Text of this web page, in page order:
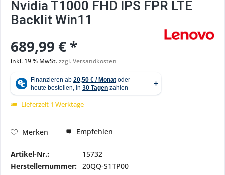
Nvidia T1000 FHD IPS FPR LTE
Backlit Win11
689,99 € *
inkl. 19 % MwSt.zzgl. Versandkosten
Lieferzeit 1 Werktage
Merken Empfehlen
Artikel-Nr.:
15732
Herstellernummer: 20QQ-S1TP00